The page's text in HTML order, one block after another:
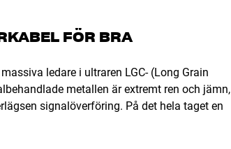
FÖR BRA
ledare i ultraren LGC- (Long Grain
metallen är extremt ren och jämn,
signalöverföring. På det hela taget en